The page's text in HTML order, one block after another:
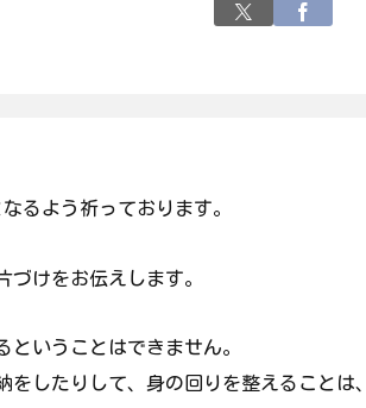
るよう祈っております。
けをお伝えします。
いうことはできません。
したりして、身の回りを整えることは、